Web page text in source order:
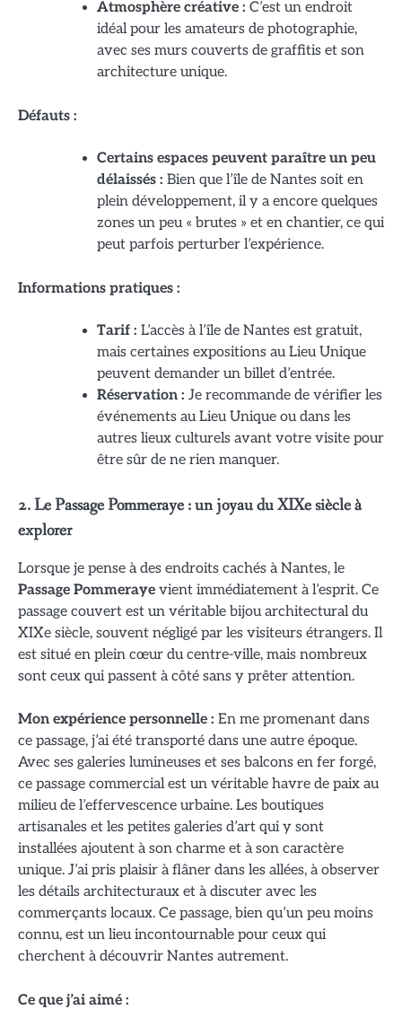
Atmosphère créative : C’est un endroit
idéal pour les amateurs de photographie,
avec ses murs couverts de graffitis et son
architecture unique.
Défauts :
Certains espaces peuvent paraître un peu
délaissés : Bien que l’île de Nantes soit en
plein développement, il y a encore quelques
zones un peu « brutes » et en chantier, ce qui
peut parfois perturber l’expérience.
Informations pratiques :
Tarif : L’accès à l’île de Nantes est gratuit,
mais certaines expositions au Lieu Unique
peuvent demander un billet d’entrée.
Réservation : Je recommande de vérifier les
événements au Lieu Unique ou dans les
autres lieux culturels avant votre visite pour
être sûr de ne rien manquer.
2. Le Passage Pommeraye : un joyau du XIXe siècle à
explorer
Lorsque je pense à des endroits cachés à Nantes, le
Passage Pommeraye vient immédiatement à l’esprit. Ce
passage couvert est un véritable bijou architectural du
XIXe siècle, souvent négligé par les visiteurs étrangers. Il
est situé en plein cœur du centre-ville, mais nombreux
sont ceux qui passent à côté sans y prêter attention.
Mon expérience personnelle : En me promenant dans
ce passage, j’ai été transporté dans une autre époque.
Avec ses galeries lumineuses et ses balcons en fer forgé,
ce passage commercial est un véritable havre de paix au
milieu de l’effervescence urbaine. Les boutiques
artisanales et les petites galeries d’art qui y sont
installées ajoutent à son charme et à son caractère
unique. J’ai pris plaisir à flâner dans les allées, à observer
les détails architecturaux et à discuter avec les
commerçants locaux. Ce passage, bien qu’un peu moins
connu, est un lieu incontournable pour ceux qui
cherchent à découvrir Nantes autrement.
Ce que j’ai aimé :